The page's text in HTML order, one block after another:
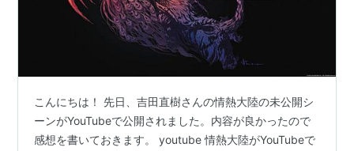
こんにちは！ 先日、吉田直樹さんの情熱大陸の未公開シ
ーンがYouTubeで公開されました。内容が良かったので
感想を書いておきます。 youtube 情熱大陸がYouTubeで